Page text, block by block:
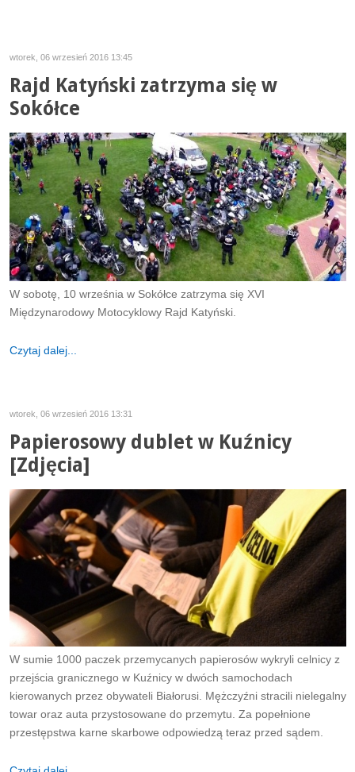
wtorek, 06 wrzesień 2016 13:45
Rajd Katyński zatrzyma się w
Sokółce
W sobotę, 10 września w Sokółce zatrzyma się XVI
Międzynarodowy Motocyklowy Rajd Katyński.
Czytaj dalej...
wtorek, 06 wrzesień 2016 13:31
Papierosowy dublet w Kuźnicy
[Zdjęcia]
W sumie 1000 paczek przemycanych papierosów wykryli celnicy z
przejścia granicznego w Kuźnicy w dwóch samochodach
kierowanych przez obywateli Białorusi. Mężczyźni stracili nielegalny
towar oraz auta przystosowane do przemytu. Za popełnione
przestępstwa karne skarbowe odpowiedzą teraz przed sądem.